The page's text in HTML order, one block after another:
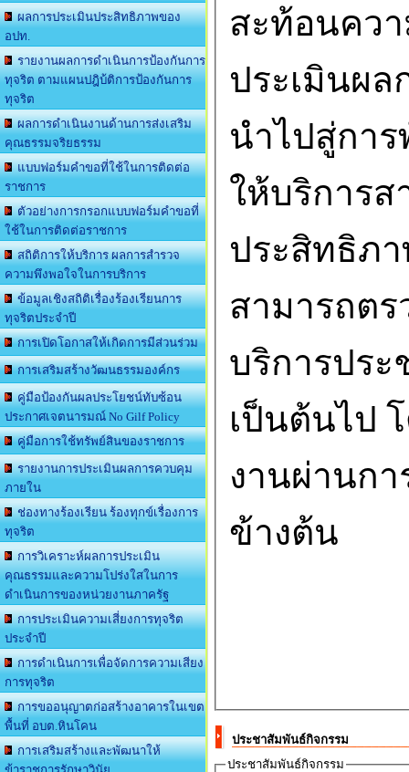
ผลการประเมินประสิทธิภาพของ
อปท.
รายงานผลการดำเนินการป้องกันการ
ทุจริต ตามแผนปฎิบ้ติการป้องกันการ
ทุจริต
ผลการดำเนินงานด้านการส่งเสริม
คุณธรรมจริยธรรม
แบบฟอร์มคำขอที่ใช้ในการติดต่อ
ราชการ
ตัวอย่างการกรอกแบบฟอร์มคำขอที่
ใช้ในการติดต่อราชการ
สถิติการให้บริการ ผลการสำรวจ
ความพึงพอใจในการบริการ
ข้อมูลเชิงสถิติเรื่องร้องเรียนการ
ทุจริตประจำปี
การเปิดโอกาสให้เกิดการมีส่วนร่วม
การเสริมสร้างวัฒนธรรมองค์กร
คู่มือป้องกันผลประโยชน์ทับซ้อน
ประกาศเจตนารมณ์ No Gilf Policy
คู่มือการใช้ทรัพย์สินของราชการ
รายงานการประเมินผลการควบคุม
ภายใน
ช่องทางร้องเรียน ร้องทุกข์เรื่องการ
ทุจริต
การวิเคราะห์ผลการประเมิน
คุณธรรมและความโปร่งใสในการ
ดำเนินการของหน่วยงานภาครัฐ
การประเมินความเสี่ยงการทุจริต
ประจำปี
การดำเนินการเพื่อจัดการความเสียง
การทุจริต
การขออนุญาตก่อสร้างอาคารในเขต
พื้นที่ อบต.หินโคน
การเสริมสร้างและพัฒนาให้
สะท้อนคว
ประเมินผล
นำไปสู่กา
ให้บริการ
ประสิทธิภา
สามารถตร
บริการปร
เป็นต้นไป
งานผ่านกา
ข้างต้น
ประชาสัมพันธ์กิจกรรม
ประชาสัมพันธ์กิจกรรม